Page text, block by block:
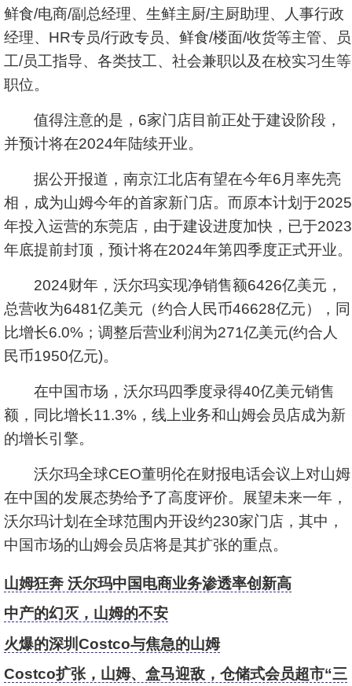
鲜食/电商/副总经理、生鲜主厨/主厨助理、人事行政
经理、HR专员/行政专员、鲜食/楼面/收货等主管、员
工/员工指导、各类技工、社会兼职以及在校实习生等
职位。
值得注意的是，6家门店目前正处于建设阶段，
并预计将在2024年陆续开业。
据公开报道，南京江北店有望在今年6月率先亮
相，成为山姆今年的首家新门店。而原本计划于2025
年投入运营的东莞店，由于建设进度加快，已于2023
年底提前封顶，预计将在2024年第四季度正式开业。
2024财年，沃尔玛实现净销售额6426亿美元，
总营收为6481亿美元（约合人民币46628亿元），同
比增长6.0%；调整后营业利润为271亿美元(约合人
民币1950亿元)。
在中国市场，沃尔玛四季度录得40亿美元销售
额，同比增长11.3%，线上业务和山姆会员店成为新
的增长引擎。
沃尔玛全球CEO董明伦在财报电话会议上对山姆
在中国的发展态势给予了高度评价。展望未来一年，
沃尔玛计划在全球范围内开设约230家门店，其中，
中国市场的山姆会员店将是其扩张的重点。
山姆狂奔 沃尔玛中国电商业务渗透率创新高
中产的幻灭，山姆的不安
火爆的深圳Costco与焦急的山姆
Costco扩张，山姆、盒马迎敌，仓储式会员超市“三